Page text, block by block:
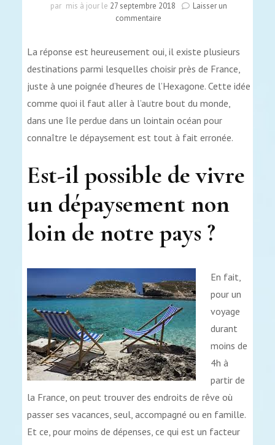
par mis à jour le 27 septembre 2018
Laisser un
commentaire
des
vacances
près
de
France
La réponse est heureusement oui, il existe plusieurs
destinations parmi lesquelles choisir près de France,
juste à une poignée d’heures de l’Hexagone. Cette idée
comme quoi il faut aller à l’autre bout du monde,
dans une île perdue dans un lointain océan pour
connaître le dépaysement est tout à fait erronée.
Est-il possible de vivre
un dépaysement non
loin de notre pays ?
En fait,
pour un
voyage
durant
moins de
4h à
partir de
la France, on peut trouver des endroits de rêve où
passer ses vacances, seul, accompagné ou en famille.
Et ce, pour moins de dépenses, ce qui est un facteur